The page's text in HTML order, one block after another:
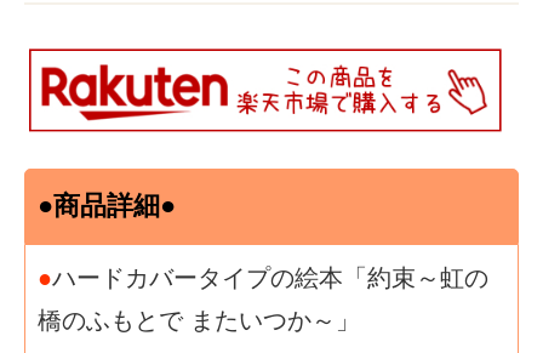
●商品詳細●
●ハードカバータイプの絵本「約束～虹の
橋のふもとで またいつか～」